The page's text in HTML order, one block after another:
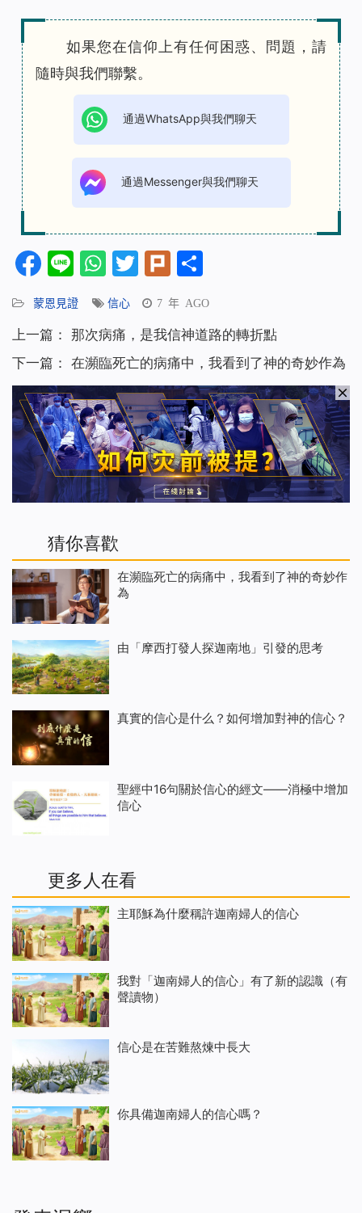
如果您在信仰上有任何困惑、問題，請
隨時與我們聯繫。
通過WhatsApp與我們聊天
通過Messenger與我們聊天
Facebook
LineWhatsApp
Twitter
Plurk
蒙恩見證 信心 7 年 AGO
上一篇： 那次病痛，是我信神道路的轉折點
下一篇： 在瀕臨死亡的病痛中，我看到了神的奇妙作為
猜你喜歡
在瀕臨死亡的病痛中，我看到了神的奇妙作
為
由「摩西打發人探迦南地」引發的思考
真實的信心是什么？如何增加對神的信心？
聖經中16句關於信心的經文——消極中增加
信心
更多人在看
主耶穌為什麼稱許迦南婦人的信心
我對「迦南婦人的信心」有了新的認識（有
聲讀物）
信心是在苦難熬煉中長大
你具備迦南婦人的信心嗎？